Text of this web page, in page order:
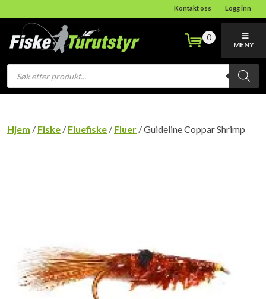
Kontakt oss Logg inn
Products
search
0
MENY
Hjem / Fiske / Fluefiske / Fluer / Guideline Coppar Shrimp